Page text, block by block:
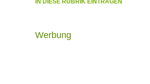
IN DIESE RUBRIK EINTRAGEN
Werbung